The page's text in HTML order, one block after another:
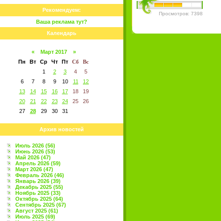
Рекомендуем:
Ваша реклама тут?
Календарь
« Март 2017
»
Пн
Вт Ср Чт Пт Сб
Вс
1
2 3 4
5
6
7 8 9 10 11
12
13
14 15 16 17 18
19
20
21 22 23 24 25
26
27
28 29 30 31
Архив новостей
Июль 2026 (56)
Июнь 2026 (53)
Май 2026 (47)
Апрель 2026 (59)
Март 2026 (47)
Февраль 2026 (46)
Январь 2026 (39)
Декабрь 2025 (55)
Ноябрь 2025 (33)
Октябрь 2025 (64)
Сентябрь 2025 (67)
Август 2025 (61)
Июль 2025 (69)
Просмотров: 7398